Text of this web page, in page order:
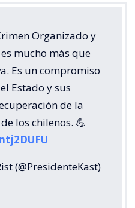
Organizado y
mucho más que
Es un compromiso
Estado y sus
de la
los chilenos. 💪
(@PresidenteKast)